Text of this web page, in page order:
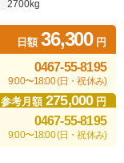
2700kg
日額36,300円
0467-55-8195
9:00〜18:00 (日・祝休み)
参考月額275,000円
0467-55-8195
9:00〜18:00 (日・祝休み)